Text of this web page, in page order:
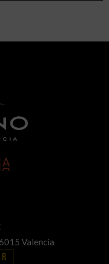
Valencia